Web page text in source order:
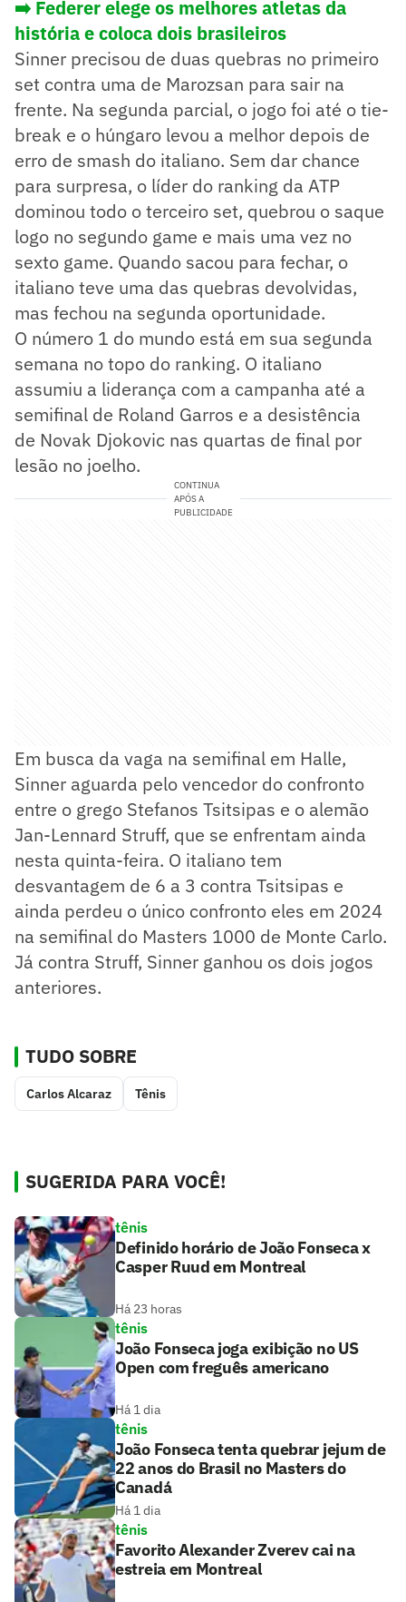
➡️ Federer elege os melhores atletas da
história e coloca dois brasileiros
Sinner precisou de duas quebras no primeiro
set contra uma de Marozsan para sair na
frente. Na segunda parcial, o jogo foi até o tie-
break e o húngaro levou a melhor depois de
erro de smash do italiano. Sem dar chance
para surpresa, o líder do ranking da ATP
dominou todo o terceiro set, quebrou o saque
logo no segundo game e mais uma vez no
sexto game. Quando sacou para fechar, o
italiano teve uma das quebras devolvidas,
mas fechou na segunda oportunidade.
O número 1 do mundo está em sua segunda
semana no topo do ranking. O italiano
assumiu a liderança com a campanha até a
semifinal de Roland Garros e a desistência
de Novak Djokovic nas quartas de final por
lesão no joelho.
CONTINUA
APÓS A
PUBLICIDADE
Em busca da vaga na semifinal em Halle,
Sinner aguarda pelo vencedor do confronto
entre o grego Stefanos Tsitsipas e o alemão
Jan-Lennard Struff, que se enfrentam ainda
nesta quinta-feira. O italiano tem
desvantagem de 6 a 3 contra Tsitsipas e
ainda perdeu o único confronto eles em 2024
na semifinal do Masters 1000 de Monte Carlo.
Já contra Struff, Sinner ganhou os dois jogos
anteriores.
TUDO SOBRE
Carlos Alcaraz Tênis
SUGERIDA PARA VOCÊ!
tênis
Definido horário de João Fonseca x
Casper Ruud em Montreal
Há 23 horas
tênis
João Fonseca joga exibição no US
Open com freguês americano
Há 1 dia
tênis
João Fonseca tenta quebrar jejum de
22 anos do Brasil no Masters do
Canadá
Há 1 dia
tênis
Favorito Alexander Zverev cai na
estreia em Montreal